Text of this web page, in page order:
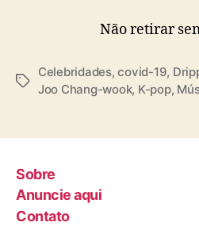
Não retirar
T
Celebridades,covid-19,
Joo Chang-wook, K-pop,
Sobre
Anuncie aqui
Contato